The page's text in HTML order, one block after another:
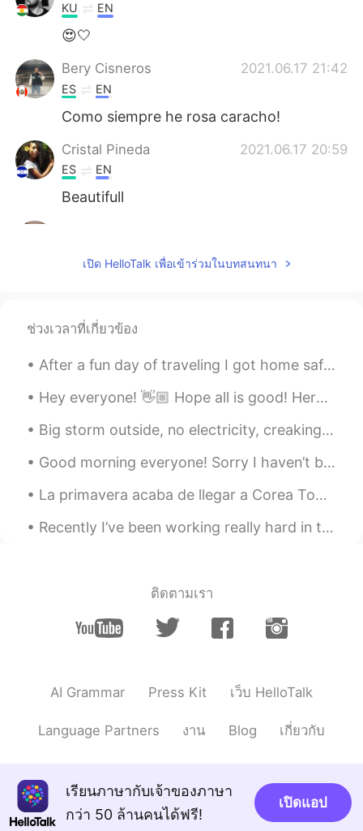
KU EN
😍🤍
Bery Cisneros 2021.06.17 21:42
ES EN
Como siempre he rosa caracho!
Cristal Pineda 2021.06.17 20:59
ES EN
Beautifull
KU EN
Very nice 💫
เปิด HelloTalk เพื่อเข้าร่วมในบทสนทนา
ช่วงเวลาที่เกี่ยวข้อง
After a fun day of traveling I got home safely ! 安全回家了！！ I saw some mountains, saw a train leav...
Hey everyone! 👋🏼 Hope all is good! Here are some alternatives to saying 'I think'. Take a look a...
Big storm outside, no electricity, creaking walls but a bright and dancing northern light to keep...
Good morning everyone! Sorry I haven’t been posting lately. I’ve been busy the past few days with...
La primavera acaba de llegar a Corea Todavía estaba un poco frío, pero las flores no podían esperar🌺
Recently I’ve been working really hard in the Gym and I’ve been very busy. I’m finally feeling be...
ติดตามเรา
AI Grammar Press Kit เว็บ HelloTalk
Language Partners งาน Blog เกี่ยวกับ
เรียนภาษากับเจ้าของภาษา
กว่า 50 ล้านคนได้ฟรี!
เปิดแอป